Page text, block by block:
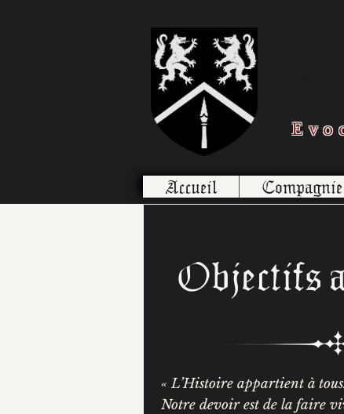
Accueil Compagnie
Objectifs
« L’Histoire appartient à
Notre devoir est de la faire